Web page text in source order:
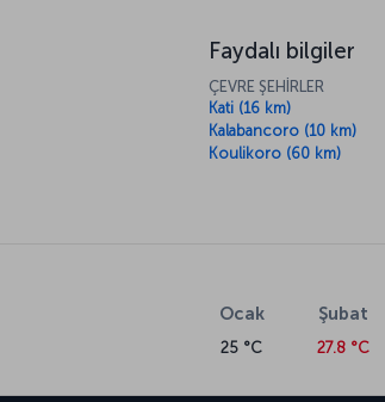
Faydalı bilgiler
ÇEVRE ŞEHİRLER
Kati (16 km)
Kalabancoro (10 km)
Koulikoro (60 km)
Ocak
25 °C
Şubat
27.8 °C